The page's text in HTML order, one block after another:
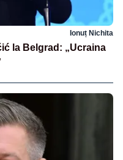
Ionuț Nichita
la Belgrad: „Ucraina